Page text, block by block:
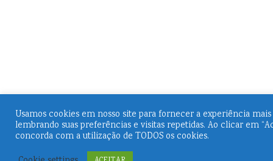
Usamos cookies em nosso site para fornecer a experiência
lembrando suas preferências e visitas repetidas. Ao clicar em
concorda com a utilização de TODOS os cookies.